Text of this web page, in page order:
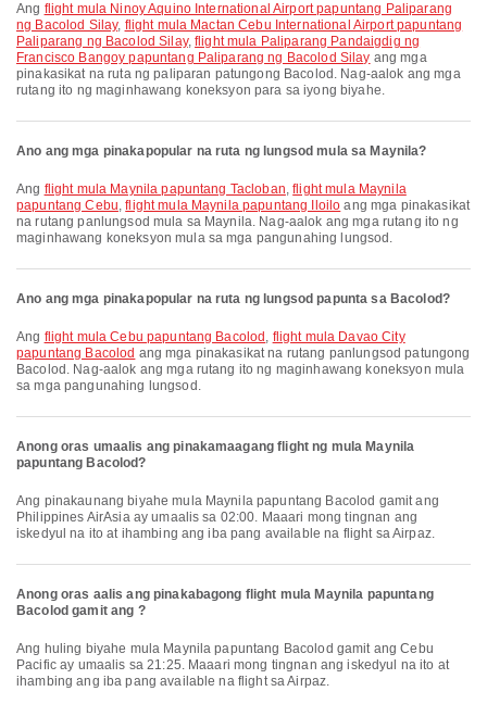
Ang flight mula Ninoy Aquino International Airport papuntang Paliparang
ng Bacolod Silay, flight mula Mactan Cebu International Airport papuntang
Paliparang ng Bacolod Silay,flight mula Paliparang Pandaigdig ng
Francisco Bangoy papuntang Paliparang ng Bacolod Silay ang mga
pinakasikat na ruta ng paliparan patungong Bacolod. Nag-aalok ang mga
rutang ito ng maginhawang koneksyon para sa iyong biyahe.
Ano ang mga pinakapopular na ruta ng lungsod mula sa Maynila?
Ang flight mula Maynila papuntang Tacloban,flight mula Maynila
papuntang Cebu,flight mula Maynila papuntang Iloilo ang mga pinakasikat
na rutang panlungsod mula sa Maynila. Nag-aalok ang mga rutang ito ng
maginhawang koneksyon mula sa mga pangunahing lungsod.
Ano ang mga pinakapopular na ruta ng lungsod papunta sa Bacolod?
Ang flight mula Cebu papuntang Bacolod , flight mula Davao City
papuntang Bacolod ang mga pinakasikat na rutang panlungsod patungong
Bacolod. Nag-aalok ang mga rutang ito ng maginhawang koneksyon mula
sa mga pangunahing lungsod.
Anong oras umaalis ang pinakamaagang flight ng mula Maynila
papuntang Bacolod?
Ang pinakaunang biyahe mula Maynila papuntang Bacolod gamit ang
Philippines AirAsia ay umaalis sa 02:00. Maaari mong tingnan ang
iskedyul na ito at ihambing ang iba pang available na flight sa Airpaz.
Anong oras aalis ang pinakabagong flight mula Maynila papuntang
Bacolod gamit ang ?
Ang huling biyahe mula Maynila papuntang Bacolod gamit ang Cebu
Pacific ay umaalis sa 21:25. Maaari mong tingnan ang iskedyul na ito at
ihambing ang iba pang available na flight sa Airpaz.